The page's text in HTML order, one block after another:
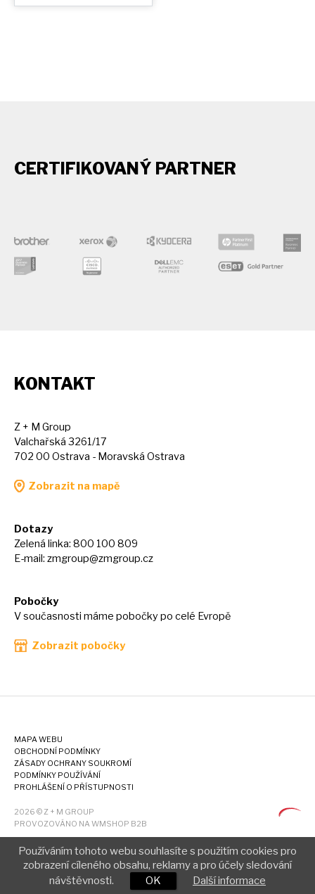
CERTIFIKOVANÝ PARTNER
KONTAKT
Z + M Group
Valchařská 3261/17
702 00 Ostrava - Moravská Ostrava
Zobrazit na mapě
Dotazy
Zelená linka: 800 100 809
E-mail: zmgroup@zmgroup.cz
Pobočky
V současnosti máme pobočky po celé Evropě
Zobrazit pobočky
MAPA WEBU
OBCHODNÍ PODMÍNKY
ZÁSADY OCHRANY SOUKROMÍ
PODMÍNKY POUŽÍVÁNÍ
PROHLÁŠENÍ O PŘÍSTUPNOSTI
2026 © Z + M GROUP
PROVOZOVÁNO NA WMSHOP B2B
Používáním tohoto webu souhlasíte s použitím cookies pro
zobrazení cíleného obsahu, reklamy a pro účely sledování
návštěvnosti.
OK Další informace